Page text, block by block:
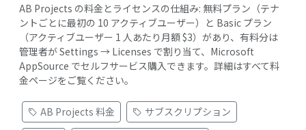
AB Projects の料金とライセンスの仕組み: 無料プラン（テナ
ントごとに最初の 10 アクティブユーザー）と Basic プラン
（アクティブユーザー 1 人あたり月額 $3）があり、有料分は
管理者が Settings → Licenses で割り当て、Microsoft
AppSource でセルフサービス購入できます。詳細はすべて料
金ページをご覧ください。
AB Projects 料金
サブスクリプション